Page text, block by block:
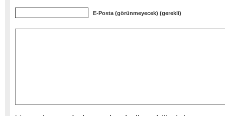
E-Posta (görünmeyecek) (gerekli)